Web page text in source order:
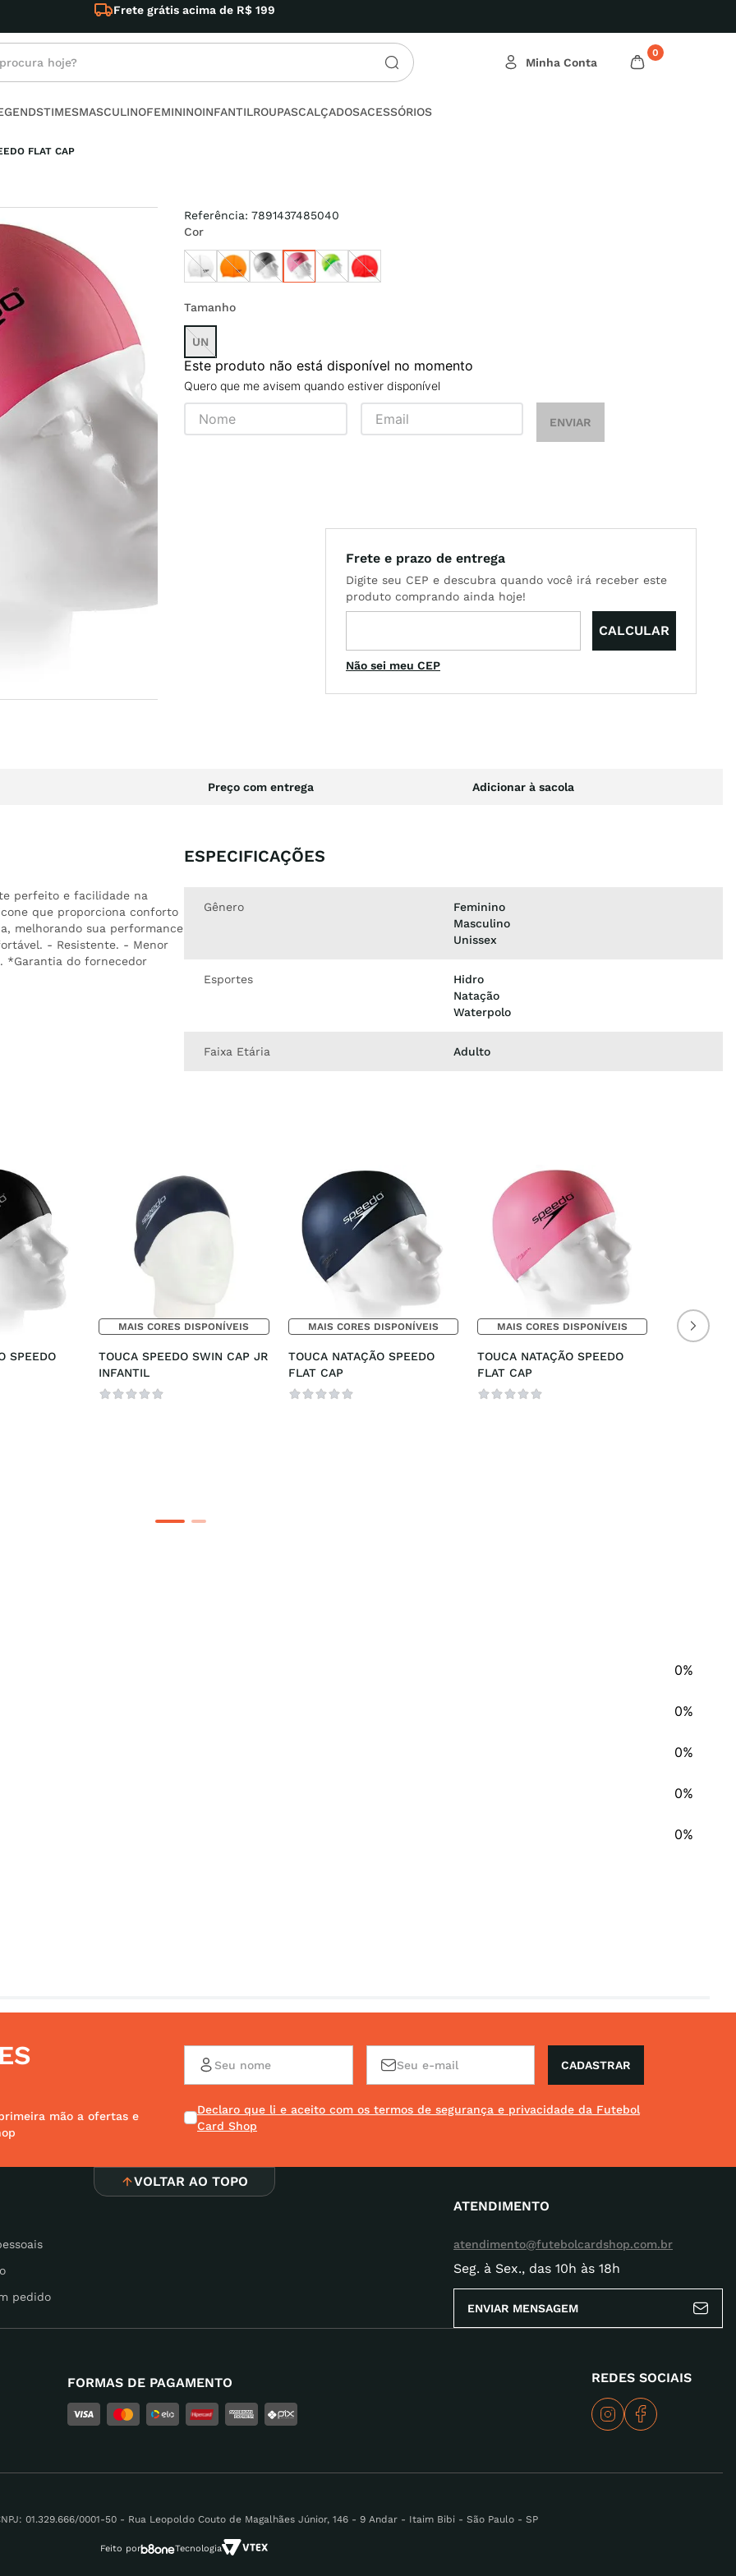
hoje? 0
TIMESMASCULINOFEMININOINFANTILROUPASCALÇADOSACESSÓRIOS
FLAT CAP
Referência: 7891437485040
Cor
Tamanho
UN
Este produto não está disponível no momento
Quero que me avisem quando estiver disponível
ENVIAR
Não sei meu CEP
Preço com entrega Adicionar à sacola
perfeito e facilidade na
que proporciona conforto
melhorando sua performance
- Resistente. - Menor
*Garantia do fornecedor
ESPECIFICAÇÕES
Gênero
Feminino
Masculino
Unissex
Esportes
Hidro
Natação
Waterpolo
Faixa Etária Adulto
SPEEDO
MAIS CORES DISPONÍVEIS
TOUCA SPEEDO SWIN CAP JR
INFANTIL
MAIS CORES DISPONÍVEIS
TOUCA NATAÇÃO SPEEDO
FLAT CAP
MAIS CORES DISPONÍVEIS
TOUCA NATAÇÃO SPEEDO
FLAT CAP
0%
0%
0%
0%
0%
mão a ofertas e
CADASTRAR
Declaro que li e aceito com os termos de segurança e privacidade da Futebol
Card Shop
VOLTAR AO TOPO
pedido
ATENDIMENTO
atendimento@futebolcardshop.com.br
Seg. à Sex., das 10h às 18h
ENVIAR MENSAGEM
FORMAS DE PAGAMENTO REDES SOCIAIS
01.329.666/0001-50 - Rua Leopoldo Couto de Magalhães Júnior, 146 - 9 Andar - Itaim Bibi - São Paulo - SP
Feito por Tecnologia
buscados